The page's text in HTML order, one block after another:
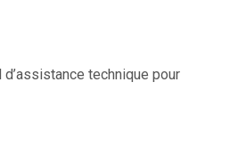
technique pour